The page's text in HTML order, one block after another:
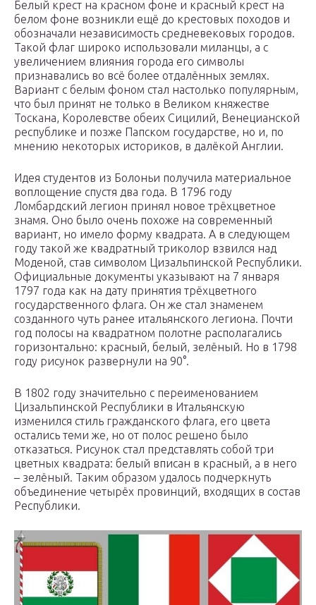
Белый крест на красном фоне и красный крест на
белом фоне возникли ещё до крестовых походов и
обозначали независимость средневековых городов.
Такой флаг широко использовали миланцы, а с
увеличением влияния города его символы
признавались во всё более отдалённых землях.
Вариант с белым фоном стал настолько популярным,
что был принят не только в Великом княжестве
Тоскана, Королевстве обеих Сицилий, Венецианской
республике и позже Папском государстве, но и, по
мнению некоторых историков, в далёкой Англии.
Идея студентов из Болоньи получила материальное
воплощение спустя два года. В 1796 году
Ломбардский легион принял новое трёхцветное
знамя. Оно было очень похоже на современный
вариант, но имело форму квадрата. А в следующем
году такой же квадратный триколор взвился над
Моденой, став символом Цизальпинской Республики.
Официальные документы указывают на 7 января
1797 года как на дату принятия трёхцветного
государственного флага. Он же стал знаменем
созданного чуть ранее итальянского легиона. Почти
год полосы на квадратном полотне располагались
горизонтально: красный, белый, зелёный. Но в 1798
году рисунок развернули на 90°.
В 1802 году значительно с переименованием
Цизальпинской Республики в Итальянскую
изменился стиль гражданского флага, его цвета
остались теми же, но от полос решено было
отказаться. Рисунок стал представлять собой три
цветных квадрата: белый вписан в красный, а в него
– зелёный. Таким образом удалось подчеркнуть
объединение четырёх провинций, входящих в состав
Республики.